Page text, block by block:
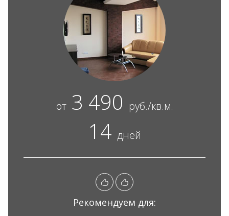
от3 490 руб./кв.м.
14 дней
Рекомендуем для: